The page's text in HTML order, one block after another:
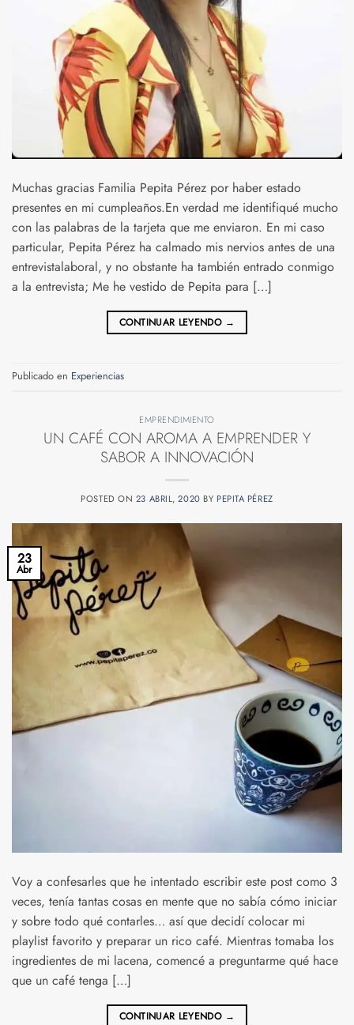
Muchas gracias Familia Pepita Pérez por haber estado
presentes en mi cumpleaños.En verdad me identifiqué mucho
con las palabras de la tarjeta que me enviaron. En mi caso
particular, Pepita Pérez ha calmado mis nervios antes de una
entrevistalaboral, y no obstante ha también entrado conmigo
a la entrevista; Me he vestido de Pepita para […]
CONTINUAR LEYENDO →
Publicado en Experiencias
EMPRENDIMIENTO
UN CAFÉ CON AROMA A EMPRENDER Y
SABOR A INNOVACIÓN
POSTED ON 23 ABRIL, 2020 BY PEPITA PÉREZ
23
Abr
Voy a confesarles que he intentado escribir este post como 3
veces, tenía tantas cosas en mente que no sabía cómo iniciar
y sobre todo qué contarles… así que decidí colocar mi
playlist favorito y preparar un rico café. Mientras tomaba los
ingredientes de mi lacena, comencé a preguntarme qué hace
que un café tenga […]
CONTINUAR LEYENDO →